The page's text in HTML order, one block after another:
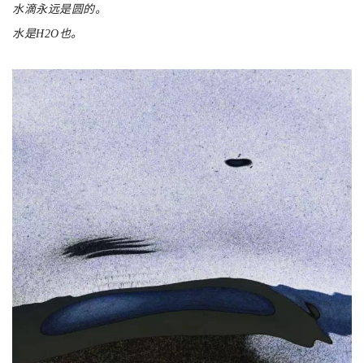
水滴永远是圆的。
水是H2O也。